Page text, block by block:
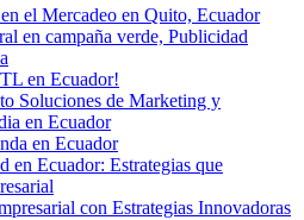
el Mercadeo en Quito, Ecuador
en campaña verde, Publicidad
en Ecuador!
Soluciones de Marketing y
en Ecuador
en Ecuador
en Ecuador: Estrategias que
con Estrategias Innovadoras